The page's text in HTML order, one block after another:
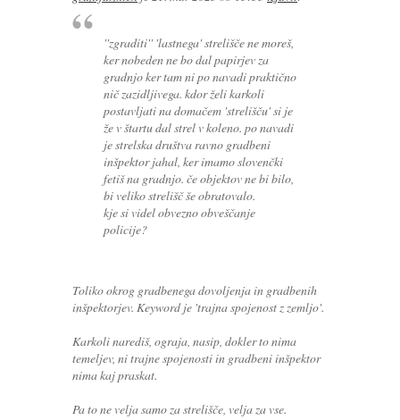
''zgraditi'' 'lastnega' strelišče ne moreš,
ker nobeden ne bo dal papirjev za
gradnjo ker tam ni po navadi praktično
nič zazidljivega. kdor želi karkoli
postavljati na domačem 'strelišču' si je
že v štartu dal strel v koleno. po navadi
je strelska društva ravno gradbeni
inšpektor jahal, ker imamo slovenčki
fetiš na gradnjo. če objektov ne bi bilo,
bi veliko strelišč še obratovalo.
kje si videl obvezno obveščanje
policije?
Toliko okrog gradbenega dovoljenja in gradbenih
inšpektorjev. Keyword je 'trajna spojenost z zemljo'.
Karkoli narediš, ograja, nasip, dokler to nima
temeljev, ni trajne spojenosti in gradbeni inšpektor
nima kaj praskat.
Pa to ne velja samo za strelišče, velja za vse.